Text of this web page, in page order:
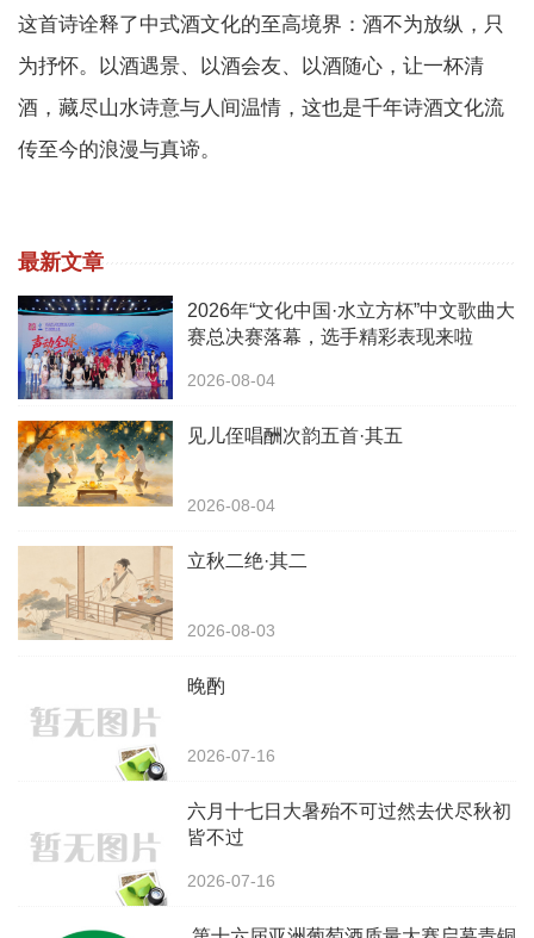
这首诗诠释了中式酒文化的至高境界：酒不为放纵，只
为抒怀。以酒遇景、以酒会友、以酒随心，让一杯清
酒，藏尽山水诗意与人间温情，这也是千年诗酒文化流
传至今的浪漫与真谛。
最新文章
2026年“文化中国·水立方杯”中文歌曲大
赛总决赛落幕，选手精彩表现来啦
2026-08-04
见儿侄唱酬次韵五首·其五
2026-08-04
立秋二绝·其二
2026-08-03
晚酌
2026-07-16
‌六月十七日大暑殆不可过然去伏尽秋初
皆不过
2026-07-16